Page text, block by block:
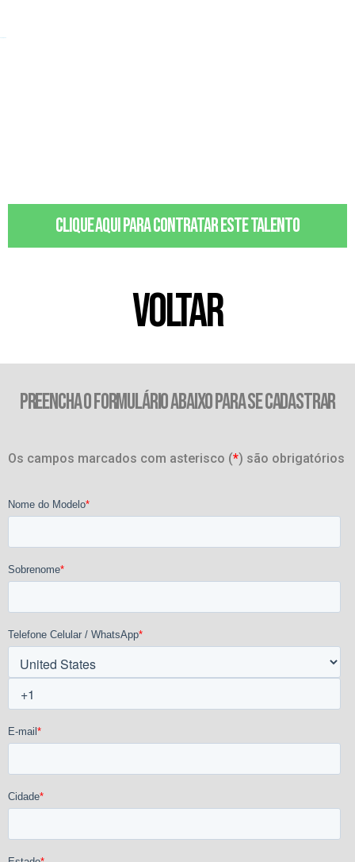
Clique aqui para contratar este talento
VOLTAR
PREENCHA O FORMULÁRIO ABAIXO PARA SE CADASTRAR
Os campos marcados com asterisco (*) são obrigatórios